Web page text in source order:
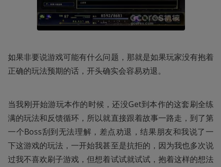
如果非要说游戏可能有什么问题，那就是如果玩家没有抱着
正确的玩法预期的话，开头确实会容易劝退。
当我刚开始游玩本作的时候，还没Get到本作的这套刷全练
满的玩法和反馈循环，所以就直接跟着故事一路走，到了第
一个Boss刮到无法理解，差点劝退，结果朋友和我说了一
下这游戏的玩法，一开始我甚至是抗拒的，因为我也多次说
过我不喜欢刷子游戏，但想着试试就试试，抱着这样的想法